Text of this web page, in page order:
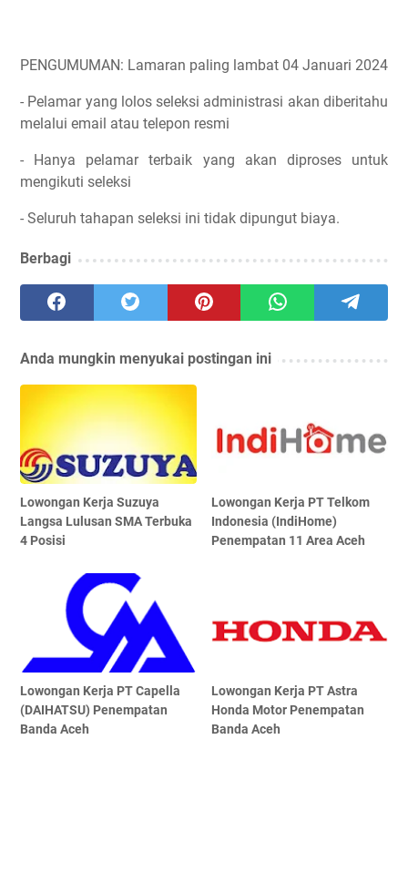
PENGUMUMAN: Lamaran paling lambat 04 Januari 2024
- Pelamar yang lolos seleksi administrasi akan diberitahu
melalui email atau telepon resmi
- Hanya pelamar terbaik yang akan diproses untuk
mengikuti seleksi
- Seluruh tahapan seleksi ini tidak dipungut biaya.
Berbagi
Anda mungkin menyukai postingan ini
Lowongan Kerja Suzuya
Langsa Lulusan SMA Terbuka
4 Posisi
Lowongan Kerja PT Telkom
Indonesia (IndiHome)
Penempatan 11 Area Aceh
Lowongan Kerja PT Capella
(DAIHATSU) Penempatan
Banda Aceh
Lowongan Kerja PT Astra
Honda Motor Penempatan
Banda Aceh